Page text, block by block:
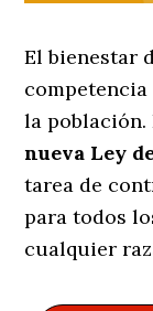
El bienestar
la población.
nueva Ley
tarea de
para todos
cualquier